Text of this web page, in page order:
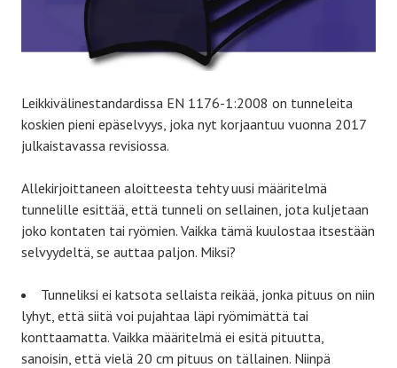
Leikkivälinestandardissa EN 1176-1:2008 on tunneleita
koskien pieni epäselvyys, joka nyt korjaantuu vuonna 2017
julkaistavassa revisiossa.
Allekirjoittaneen aloitteesta tehty uusi määritelmä
tunnelille esittää, että tunneli on sellainen, jota kuljetaan
joko kontaten tai ryömien. Vaikka tämä kuulostaa itsestään
selvyydeltä, se auttaa paljon. Miksi?
Tunneliksi ei katsota sellaista reikää, jonka pituus on niin
lyhyt, että siitä voi pujahtaa läpi ryömimättä tai
konttaamatta. Vaikka määritelmä ei esitä pituutta,
sanoisin, että vielä 20 cm pituus on tällainen. Niinpä